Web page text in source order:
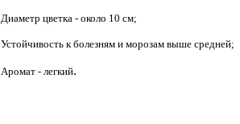
Диаметр цветка - около 10 см;
Устойчивость к болезням и морозам выше средней;
Аромат - легкий.